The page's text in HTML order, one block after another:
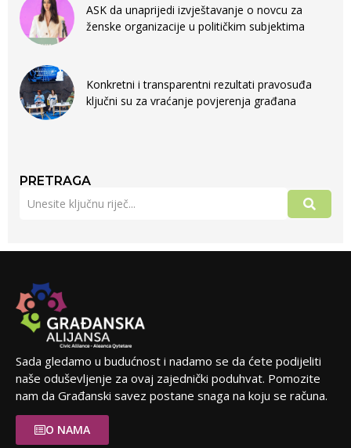
ASK da unaprijedi izvještavanje o novcu za
ženske organizacije u političkim subjektima
Konkretni i transparentni rezultati pravosuđa
ključni su za vraćanje povjerenja građana
PRETRAGA
Sada gledamo u budućnost i nadamo se da ćete podijeliti
naše oduševljenje za ovaj zajednički poduhvat. Pomozite
nam da Građanski savez postane snaga na koju se računa.
O NAMA